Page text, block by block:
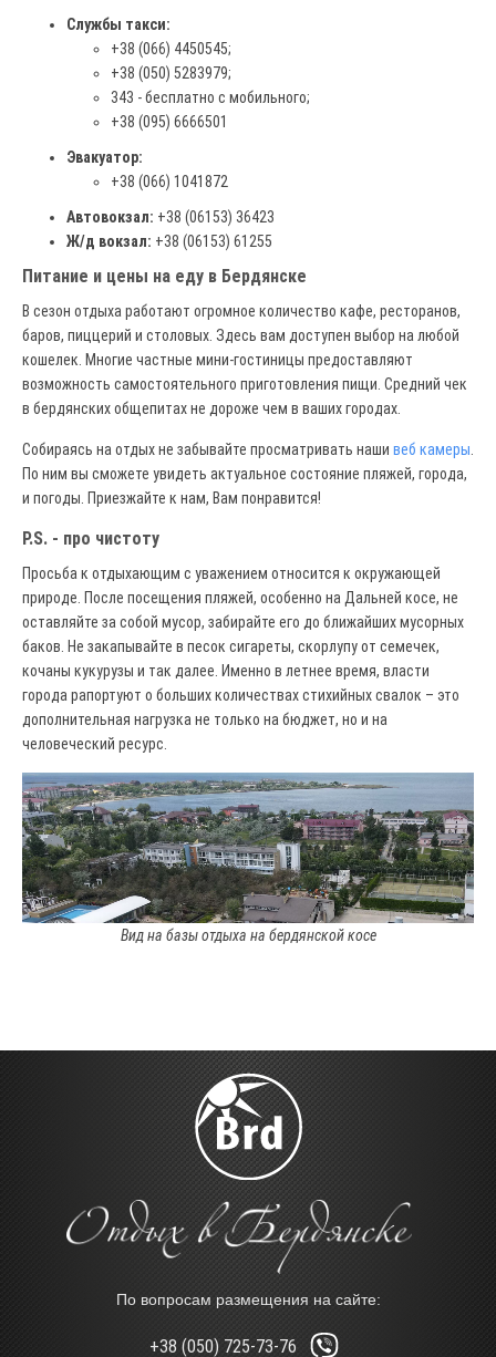
Службы такси:
+38 (066) 4450545;
+38 (050) 5283979;
343 - бесплатно с мобильного;
+38 (095) 6666501
Эвакуатор:
+38 (066) 1041872
Автовокзал: +38 (06153) 36423
Ж/д вокзал: +38 (06153) 61255
Питание и цены на еду в Бердянске
В сезон отдыха работают огромное количество кафе, ресторанов,
баров, пиццерий и столовых. Здесь вам доступен выбор на любой
кошелек. Многие частные мини-гостиницы предоставляют
возможность самостоятельного приготовления пищи. Средний чек
в бердянских общепитах не дороже чем в ваших городах.
Собираясь на отдых не забывайте просматривать наши веб камеры
По ним вы сможете увидеть актуальное состояние пляжей, города,
и погоды. Приезжайте к нам, Вам понравится!
P.S. - про чистоту
Просьба к отдыхающим с уважением относится к окружающей
природе. После посещения пляжей, особенно на Дальней косе, не
оставляйте за собой мусор, забирайте его до ближайших мусорных
баков. Не закапывайте в песок сигареты, скорлупу от семечек,
кочаны кукурузы и так далее. Именно в летнее время, власти
города рапортуют о больших количествах стихийных свалок – это
дополнительная нагрузка не только на бюджет, но и на
человеческий ресурс.
Вид на базы отдыха на бердянской косе
По вопросам размещения на сайте:
+38 (050) 725-73-76